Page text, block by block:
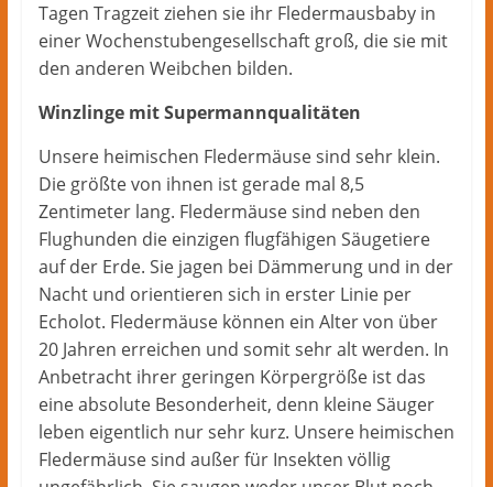
Tagen Tragzeit ziehen sie ihr Fledermausbaby in
einer Wochenstubengesellschaft groß, die sie mit
den anderen Weibchen bilden.
Winzlinge mit Supermannqualitäten
Unsere heimischen Fledermäuse sind sehr klein.
Die größte von ihnen ist gerade mal 8,5
Zentimeter lang. Fledermäuse sind neben den
Flughunden die einzigen flugfähigen Säugetiere
auf der Erde. Sie jagen bei Dämmerung und in der
Nacht und orientieren sich in erster Linie per
Echolot. Fledermäuse können ein Alter von über
20 Jahren erreichen und somit sehr alt werden. In
Anbetracht ihrer geringen Körpergröße ist das
eine absolute Besonderheit, denn kleine Säuger
leben eigentlich nur sehr kurz. Unsere heimischen
Fledermäuse sind außer für Insekten völlig